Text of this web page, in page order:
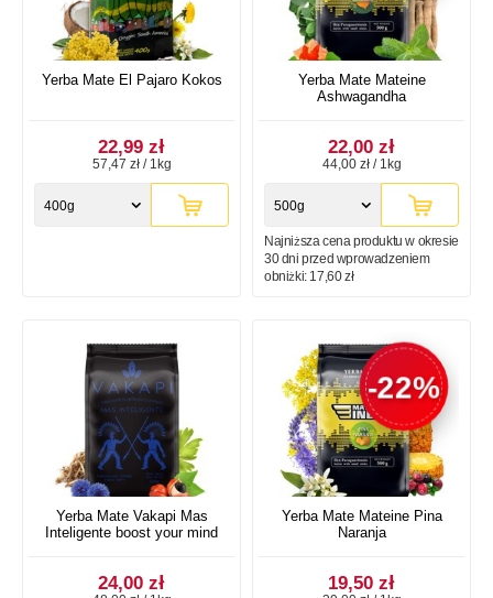
Yerba Mate El Pajaro Kokos
22,99 zł
57,47 zł / 1kg
400g
Yerba Mate Mateine
Ashwagandha
22,00 zł
44,00 zł / 1kg
500g
Najniższa cena produktu w okresie
30 dni przed wprowadzeniem
obniżki: 17,60 zł
Yerba Mate Vakapi Mas
Inteligente boost your mind
24,00 zł
-22%
Yerba Mate Mateine Pina
Naranja
19,50 zł